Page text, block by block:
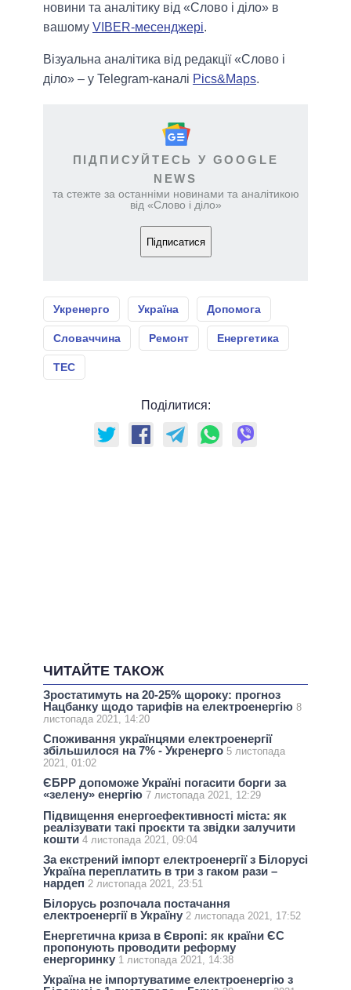
новини та аналітику від «Слово і діло» в
вашому VIBER-месенджері.
Візуальна аналітика від редакції «Слово і
діло» – у Telegram-каналі Pics&Maps.
ПІДПИСУЙТЕСЬ У GOOGLE
NEWS
та стежте за останніми новинами та аналітикою
від «Слово і діло»
Підписатися
Укренерго Україна Допомога
Словаччина Ремонт Енергетика
ТЕС
Поділитися:
ЧИТАЙТЕ ТАКОЖ
Зростатимуть на 20-25% щороку: прогноз
Нацбанку щодо тарифів на електроенергію 8
листопада 2021, 14:20
Споживання українцями електроенергії
збільшилося на 7% - Укренерго 5 листопада
2021, 01:02
ЄБРР допоможе Україні погасити борги за
«зелену» енергію 7 листопада 2021, 12:29
Підвищення енергоефективності міста: як
реалізувати такі проєкти та звідки залучити
кошти 4 листопада 2021, 09:04
За екстрений імпорт електроенергії з Білорусі
Україна переплатить в три з гаком рази –
нардеп 2 листопада 2021, 23:51
Білорусь розпочала постачання
електроенергії в Україну 2 листопада 2021, 17:52
Енергетична криза в Європі: як країни ЄС
пропонують проводити реформу
енергоринку 1 листопада 2021, 14:38
Україна не імпортуватиме електроенергію з